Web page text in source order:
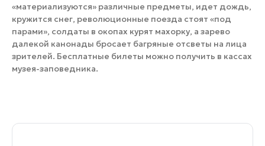
«материализуются» различные предметы, идет дождь,
кружится снег, революционные поезда стоят «под
парами», солдаты в окопах курят махорку, а зарево
далекой канонады бросает багряные отсветы на лица
зрителей. Бесплатные билеты можно получить в кассах
музея-заповедника.